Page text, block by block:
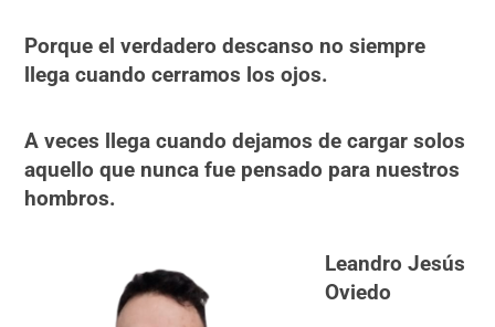
Porque el verdadero descanso no siempre
llega cuando cerramos los ojos.
A veces llega cuando dejamos de cargar solos
aquello que nunca fue pensado para nuestros
hombros.
Leandro Jesús
Oviedo